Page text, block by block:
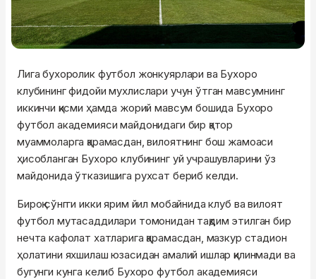
Лига бухоролик футбол жонкуярлари ва Бухоро
клубининг фидойи мухлислари учун ўтган мавсумнинг
иккинчи қисми ҳамда жорий мавсум бошида Бухоро
футбол академияси майдонидаги бир қатор
муаммоларга қарамасдан, вилоятнинг бош жамоаси
ҳисобланган Бухоро клубининг уй учрашувларини ўз
майдонида ўтказишига рухсат бериб келди.
Бироқ сўнгги икки ярим йил мобайнида клуб ва вилоят
футбол мутасаддилари томонидан тақдим этилган бир
нечта кафолат хатларига қарамасдан, мазкур стадион
ҳолатини яхшилаш юзасидан амалий ишлар қилинмади ва
бугунги кунга келиб Бухоро футбол академияси